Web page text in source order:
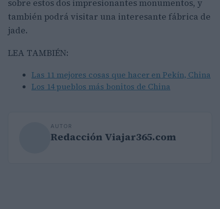
sobre estos dos impresionantes monumentos, y
también podrá visitar una interesante fábrica de
jade.
LEA TAMBIÉN:
Las 11 mejores cosas que hacer en Pekín, China
Los 14 pueblos más bonitos de China
AUTOR
Redacción Viajar365.com